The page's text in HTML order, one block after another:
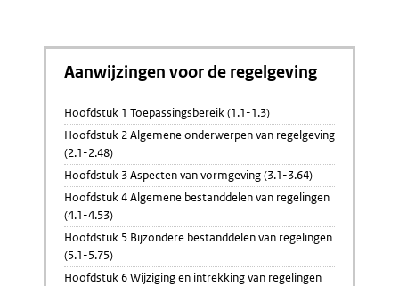
Aanwijzingen voor de regelgeving
Hoofdstuk 1 Toepassingsbereik (1.1-1.3)
Hoofdstuk 2 Algemene onderwerpen van regelgeving
(2.1-2.48)
Hoofdstuk 3 Aspecten van vormgeving (3.1-3.64)
Hoofdstuk 4 Algemene bestanddelen van regelingen
(4.1-4.53)
Hoofdstuk 5 Bijzondere bestanddelen van regelingen
(5.1-5.75)
Hoofdstuk 6 Wijziging en intrekking van regelingen